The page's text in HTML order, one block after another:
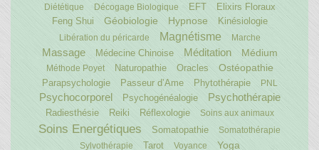
Diététique
Décogage Biologique EFT
Elixirs Floraux
Feng Shui
Géobiologie Hypnose Kinésiologie
Libération du péricarde Magnétisme Marche
Massage Médecine Chinoise Méditation Médium
Méthode Poyet Naturopathie Oracles
Ostéopathie
Parapsychologie
Passeur d’Ame Phytothérapie PNL
Psychocorporel Psychogénéalogie Psychothérapie
Radiesthésie Reiki Réflexologie Soins aux animaux
Soins Energétiques Somatopathie
Somatothérapie
Sylvothérapie
Tarot Voyance Yoga